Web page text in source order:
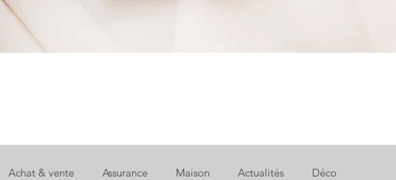
Achat & vente Assurance Maison Actualités Déco